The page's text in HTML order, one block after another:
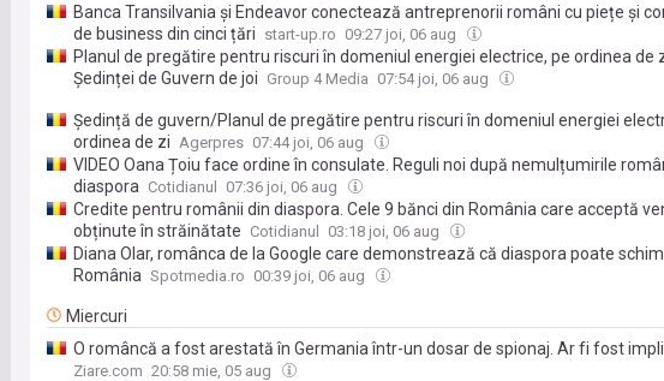
Banca Transilvania și Endeavor conectează antreprenorii români cu piețe și
de business din cinci țări start-up.ro 09:27 joi, 06 aug
Planul de pregătire pentru riscuri în domeniul energiei electrice, pe ordinea de
Şedinței de Guvern de joi Group 4 Media 07:54 joi, 06 aug
Ședință de guvern/Planul de pregătire pentru riscuri în domeniul energiei
ordinea de zi Agerpres 07:44 joi, 06 aug
VIDEO Oana Țoiu face ordine în consulate. Reguli noi după nemulțumirile
diaspora Cotidianul 07:36 joi, 06 aug
Credite pentru românii din diaspora. Cele 9 bănci din România care acceptă
obținute în străinătate Cotidianul 03:18 joi, 06 aug
Diana Olar, românca de la Google care demonstrează că diaspora poate
România Spotmedia.ro 00:39 joi, 06 aug
Miercuri
O româncă a fost arestată în Germania într-un dosar de spionaj. Ar fi fost
un complot ce viza asasinarea unui important director din industria de drone
Ziare.com 20:58 mie, 05 aug